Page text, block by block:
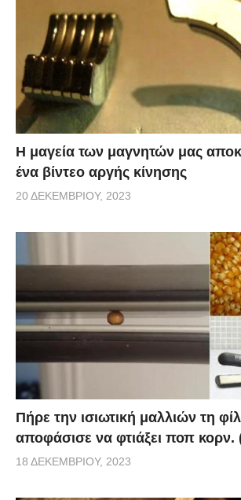
Η μαγεία των μαγνητών μας
ένα βίντεο αργής κίνησης
20 ΔΕΚΕΜΒΡΊΟΥ, 2023
Πήρε την ισιωτική μαλλιών τη
αποφάσισε να φτιάξει ποπ κορν.
18 ΔΕΚΕΜΒΡΊΟΥ, 2023